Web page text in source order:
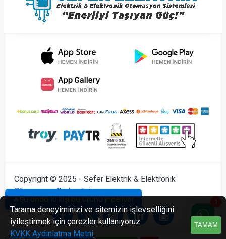
🔥Şu anda 10 kişi bu ürünü inceliyor
Copyright © 2025 - Sefer Elektrik & Elektronik
Otomasyon Sistemleri
TAMAM
Tarama deneyiminizi ve sitemizin işlevselliğini
iyileştirmek için çerezler kullanıyoruz.
KVKK Aydınlatma Metni.